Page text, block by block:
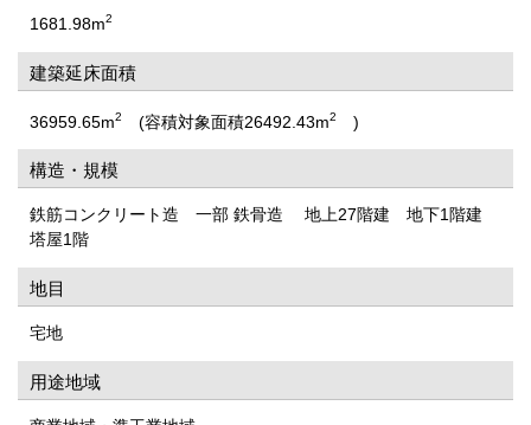
1681.98m2
建築延床面積
36959.65m2 (容積対象面積26492.43m2 )
構造・規模
鉄筋コンクリート造 一部 鉄骨造 地上27階建 地下1階建
塔屋1階
地目
宅地
用途地域